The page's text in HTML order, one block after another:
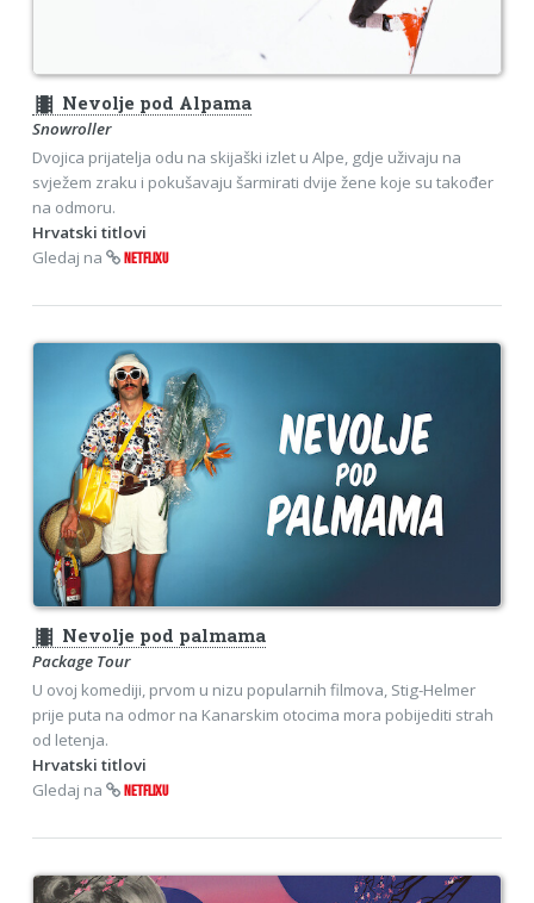
theaters Nevolje pod Alpama
Snowroller
Dvojica prijatelja odu na skijaški izlet u Alpe, gdje uživaju na
svježem zraku i pokušavaju šarmirati dvije žene koje su također
na odmoru.
Hrvatski titlovi
Gledaj na
NETFLIXU
theaters Nevolje pod palmama
Package Tour
U ovoj komediji, prvom u nizu popularnih filmova, Stig-Helmer
prije puta na odmor na Kanarskim otocima mora pobijediti strah
od letenja.
Hrvatski titlovi
Gledaj na
NETFLIXU